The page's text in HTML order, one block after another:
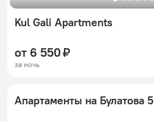
Kul Gali Apartments
от 6 550 ₽
за ночь
Апартаменты на Булатова 5